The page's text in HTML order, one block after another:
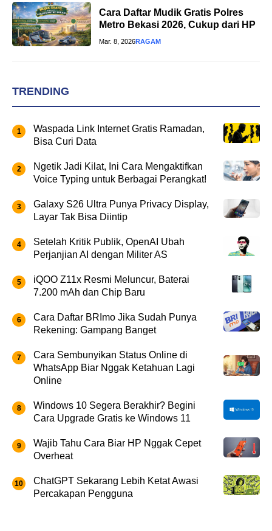
Cara Daftar Mudik Gratis Polres
Metro Bekasi 2026, Cukup dari HP
Mar. 8, 2026RAGAM
TRENDING
Waspada Link Internet Gratis Ramadan,
Bisa Curi Data
Ngetik Jadi Kilat, Ini Cara Mengaktifkan
Voice Typing untuk Berbagai Perangkat!
Galaxy S26 Ultra Punya Privacy Display,
Layar Tak Bisa Diintip
Setelah Kritik Publik, OpenAI Ubah
Perjanjian AI dengan Militer AS
iQOO Z11x Resmi Meluncur, Baterai
7.200 mAh dan Chip Baru
Cara Daftar BRImo Jika Sudah Punya
Rekening: Gampang Banget
Cara Sembunyikan Status Online di
WhatsApp Biar Nggak Ketahuan Lagi
Online
Windows 10 Segera Berakhir? Begini
Cara Upgrade Gratis ke Windows 11
Wajib Tahu Cara Biar HP Nggak Cepet
Overheat
ChatGPT Sekarang Lebih Ketat Awasi
Percakapan Pengguna